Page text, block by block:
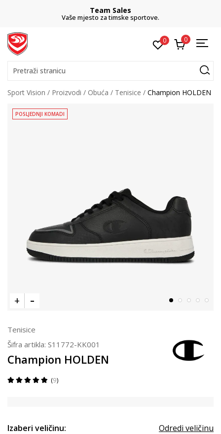
Team Sales
Vaše mjesto za timske sportove.
0 0
Pretraži stranicu
Sport Vision Proizvodi Obuća Tenisice Champion HOLDEN
POSLJEDNJI KOMADI
Tenisice
Šifra artikla: S11772-KK001
Champion HOLDEN
9
Izaberi veličinu: Odredi veličinu